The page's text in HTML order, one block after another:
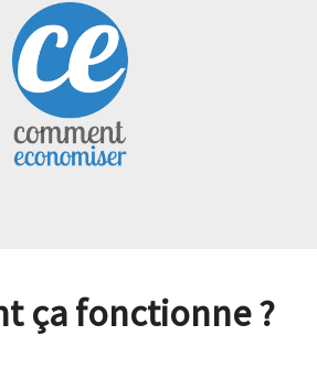
ça fonctionne ?